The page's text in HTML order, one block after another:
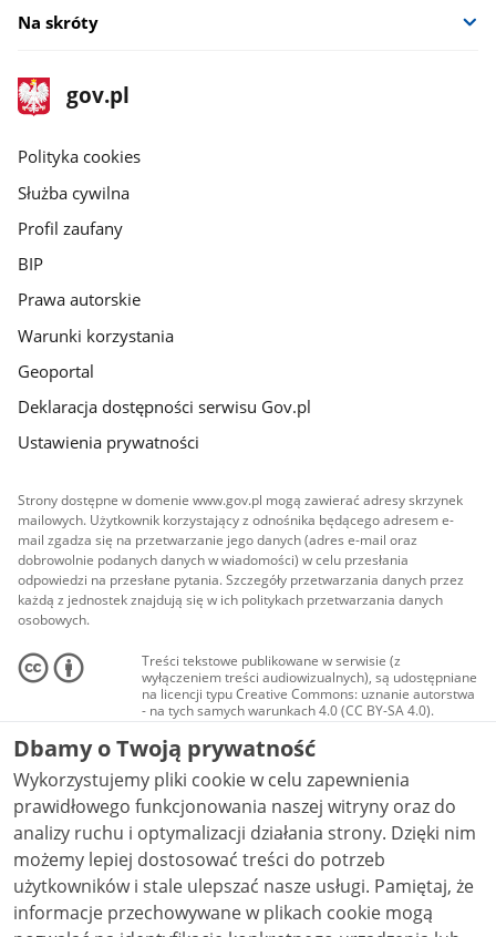
Na skróty
stopka
gov.pl
Strona
gov.pl
gov.pl
Polityka cookies
Służba cywilna
Profil zaufany
BIP
Prawa autorskie
Warunki korzystania
Geoportal
Deklaracja dostępności serwisu Gov.pl
Ustawienia prywatności
Strony dostępne w domenie www.gov.pl mogą zawierać adresy skrzynek
mailowych. Użytkownik korzystający z odnośnika będącego adresem e-
mail zgadza się na przetwarzanie jego danych (adres e-mail oraz
dobrowolnie podanych danych w wiadomości) w celu przesłania
odpowiedzi na przesłane pytania. Szczegóły przetwarzania danych przez
każdą z jednostek znajdują się w ich politykach przetwarzania danych
osobowych.
Treści tekstowe publikowane w serwisie (z
wyłączeniem treści audiowizualnych), są udostępniane
na licencji typu Creative Commons: uznanie autorstwa
- na tych samych warunkach 4.0 (CC BY-SA 4.0).
Materiały audiowizualne, w tym zdjęcia, materiały
audio i wideo, są udostępniane na licencji typu
Creative Commons: uznanie autorstwa użycie
niekomercyjne - bez utworów zależnych 4.0 (CC BY-
NC-ND 4.0), o ile nie jest to stwierdzone inaczej.
Dbamy o Twoją prywatność
Wykorzystujemy pliki cookie w celu zapewnienia
prawidłowego funkcjonowania naszej witryny oraz do
analizy ruchu i optymalizacji działania strony. Dzięki nim
możemy lepiej dostosować treści do potrzeb
użytkowników i stale ulepszać nasze usługi. Pamiętaj, że
informacje przechowywane w plikach cookie mogą